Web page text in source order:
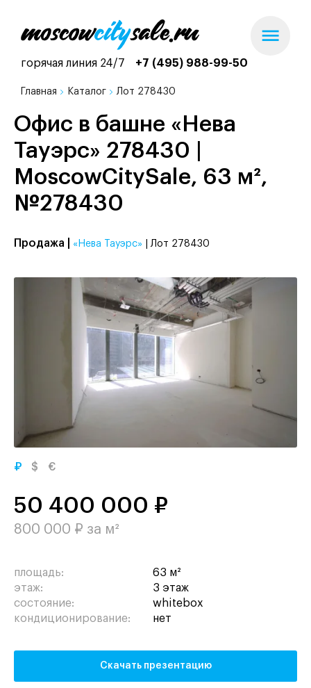
горячая линия 24/7 +7 (495) 988-99-50
Главная Каталог Лот 278430
Офис в башне «Нева
Тауэрс» 278430 |
MoscowCitySale, 63 м²,
№278430
Продажа | «Нева Тауэрс» | Лот 278430
₽ $ €
50 400 000 ₽
800 000 ₽ за м²
площадь:
63 м²
этаж:
3 этаж
состояние:
whitebox
кондиционирование:
нет
Скачать презентацию